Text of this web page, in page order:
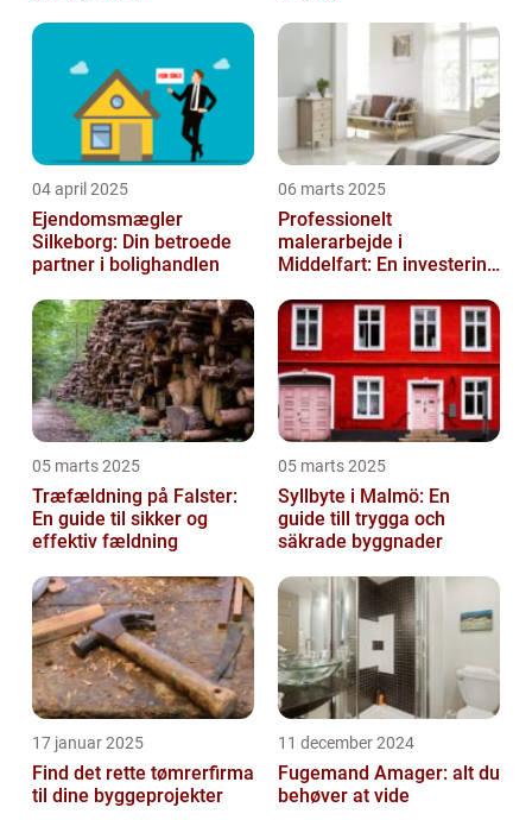
04 april 2025
Ejendomsmægler
Silkeborg: Din betroede
partner i bolighandlen
06 marts 2025
Professionelt
malerarbejde i
Middelfart: En investering
05 marts 2025
Træfældning på Falster:
En guide til sikker og
effektiv fældning
05 marts 2025
Syllbyte i Malmö: En
guide till trygga och
säkrade byggnader
17 januar 2025
Find det rette tømrerfirma
til dine byggeprojekter
11 december 2024
Fugemand Amager: alt du
behøver at vide